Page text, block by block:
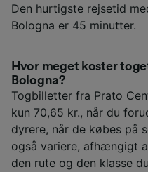
Den hurtigste rejsetid
Bologna er 45 minutter.
Hvor meget koster
Bologna?
Togbilletter fra Prato
kun 70,65 kr., når du
dyrere, når de købes på
også variere, afhængigt
den rute og den klasse